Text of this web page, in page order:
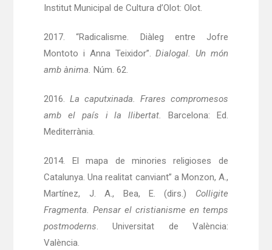
Institut Municipal de Cultura d’Olot: Olot.
2017. “Radicalisme. Diàleg entre Jofre
Montoto i Anna Teixidor”.Dialogal. Un món
amb ànima. Núm. 62.
2016. La caputxinada. Frares compromesos
amb el país i la llibertat. Barcelona: Ed.
Mediterrània.
2014. El mapa de minories religioses de
Catalunya. Una realitat canviant” a Monzon, A.,
Martínez, J. A., Bea, E. (dirs.) Colligite
Fragmenta. Pensar el cristianisme en temps
postmoderns. Universitat de València:
València.